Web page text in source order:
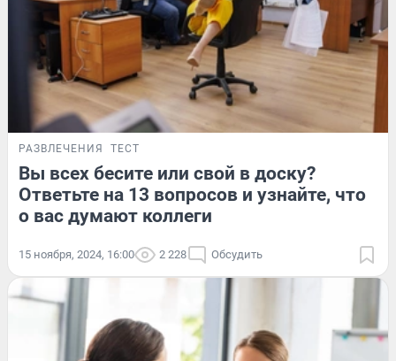
РАЗВЛЕЧЕНИЯ ТЕСТ
Вы всех бесите или свой в доску?
Ответьте на 13 вопросов и узнайте, что
о вас думают коллеги
15 ноября, 2024, 16:00 2 228 Обсудить